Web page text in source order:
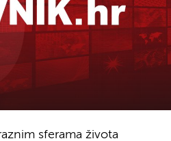
sferama života